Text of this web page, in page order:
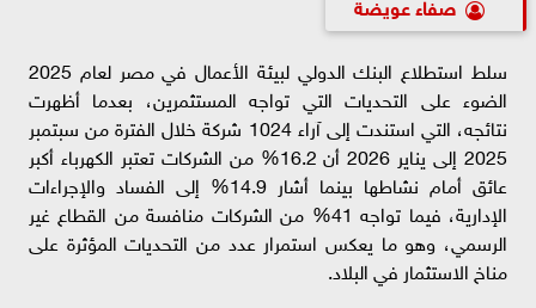
سلط استطلاع البنك الدولي لبيئة الأعمال في مصر لعام 2025
الضوء على التحديات التي تواجه المستثمرين، بعدما أظهرت
نتائجه، التي استندت إلى آراء 1024 شركة خلال الفترة من سبتمبر
2025 إلى يناير 2026 أن 16.2% من الشركات تعتبر الكهرباء أكبر
عائق أمام نشاطها بينما أشار 14.9% إلى الفساد والإجراءات
الإدارية، فيما تواجه 41% من الشركات منافسة من القطاع غير
الرسمي، وهو ما يعكس استمرار عدد من التحديات المؤثرة على
مناخ الاستثمار في البلاد.